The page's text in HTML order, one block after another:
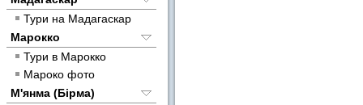
Тури на Мадагаскар
Марокко
Тури в Марокко
Мароко фото
М'янма (Бірма)